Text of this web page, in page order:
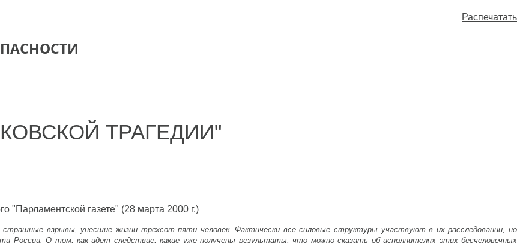
Распечатать
ТРАГЕДИИ"
газете" (28 марта 2000 г.)
страшные взрывы, унесшие жизни трехсот пяти человек. Фактически все силовые структуры участвуют в их расследовании, но
России. О том, как идет следствие, какие уже получены результаты, что можно сказать об исполнителях этих бесчеловечных